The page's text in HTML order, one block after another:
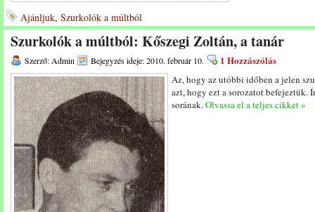
Ajánljuk, Szurkolók a múltból
Szurkolók a múltból: Kőszegi Zoltán, a tanár
Szerző: Admin Bejegyzés ideje: 2010. február 10. 1 Hozzászólás
Az, hogy az utóbbi időben a jelen
azt, hogy ezt a sorozatot befejeztük.
sorának.Olvassa el a teljes cikket »